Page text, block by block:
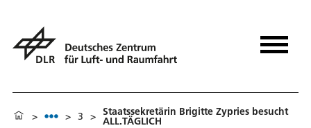
> > 3 > Staatssekretärin Brigitte Zypries besucht
ALL.TÄGLICH